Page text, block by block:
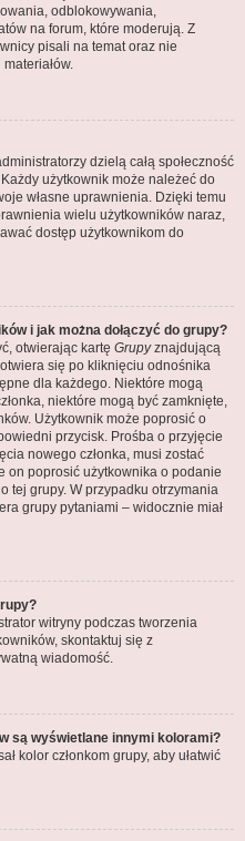
odblokowywania,
na forum, które moderują. Z
pisali na temat oraz nie
dzielą całą społeczność
użytkownik może należeć do
własne uprawnienia. Dzięki temu
wielu użytkowników naraz,
dostęp użytkownikom do
i jak można dołączyć do grupy?
otwierając kartę Grupyznajdującą
się po kliknięciu odnośnika
dla każdego. Niektóre mogą
niektóre mogą być zamknięte,
Użytkownik może poprosić o
przycisk. Prośba o przyjęcie
nowego członka, musi zostać
on poprosić użytkownika o podanie
tej grupy. W przypadku otrzymania
grupy pytaniami – widocznie miał
witryny podczas tworzenia
skontaktuj się z
wiadomość.
są wyświetlane innymi kolorami?
kolor członkom grupy, aby ułatwić